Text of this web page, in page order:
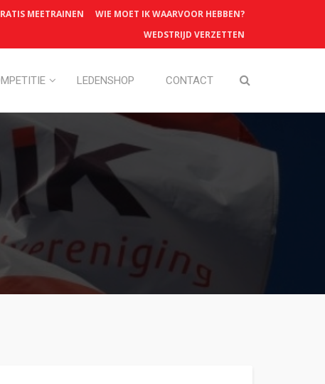
MEETRAINEN
WIE MOET IK WAARVOOR HEBBEN?
WEDSTRIJD VERZETTEN
LEDENSHOP CONTACT